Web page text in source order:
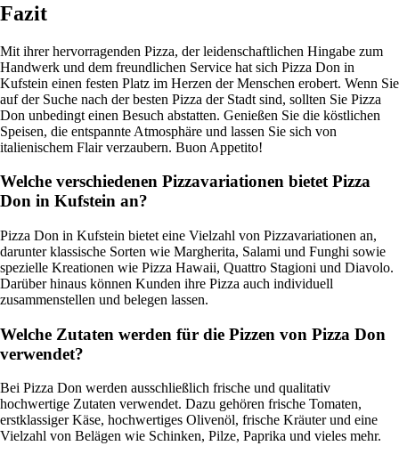
Fazit
Mit ihrer hervorragenden Pizza, der leidenschaftlichen Hingabe zum
Handwerk und dem freundlichen Service hat sich Pizza Don in
Kufstein einen festen Platz im Herzen der Menschen erobert. Wenn Sie
auf der Suche nach der besten Pizza der Stadt sind, sollten Sie Pizza
Don unbedingt einen Besuch abstatten. Genießen Sie die köstlichen
Speisen, die entspannte Atmosphäre und lassen Sie sich von
italienischem Flair verzaubern. Buon Appetito!
Welche verschiedenen Pizzavariationen bietet Pizza
Don in Kufstein an?
Pizza Don in Kufstein bietet eine Vielzahl von Pizzavariationen an,
darunter klassische Sorten wie Margherita, Salami und Funghi sowie
spezielle Kreationen wie Pizza Hawaii, Quattro Stagioni und Diavolo.
Darüber hinaus können Kunden ihre Pizza auch individuell
zusammenstellen und belegen lassen.
Welche Zutaten werden für die Pizzen von Pizza Don
verwendet?
Bei Pizza Don werden ausschließlich frische und qualitativ
hochwertige Zutaten verwendet. Dazu gehören frische Tomaten,
erstklassiger Käse, hochwertiges Olivenöl, frische Kräuter und eine
Vielzahl von Belägen wie Schinken, Pilze, Paprika und vieles mehr.